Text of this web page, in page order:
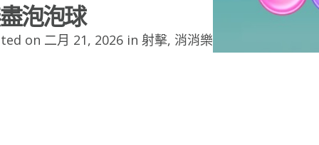
泡泡球
on 二月 21, 2026 in 射擊, 消消樂